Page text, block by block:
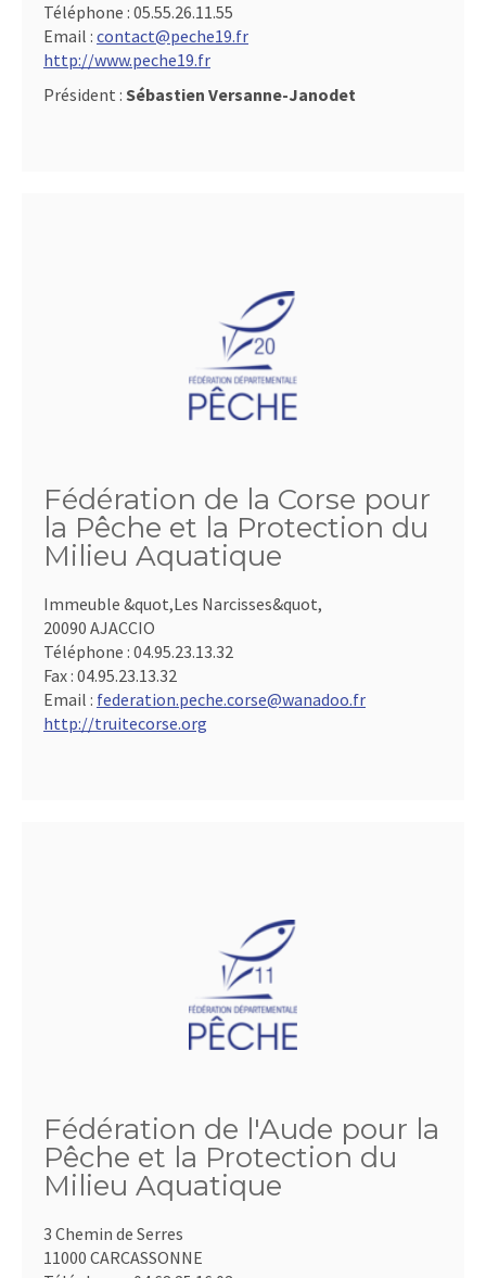
Téléphone : 05.55.26.11.55
Email : contact@peche19.fr
http://www.peche19.fr
Président : Sébastien Versanne-Janodet
Fédération de la Corse pour
la Pêche et la Protection du
Milieu Aquatique
Immeuble &quot,Les Narcisses&quot,
20090 AJACCIO
Téléphone : 04.95.23.13.32
Fax : 04.95.23.13.32
Email : federation.peche.corse@wanadoo.fr
http://truitecorse.org
Fédération de l'Aude pour la
Pêche et la Protection du
Milieu Aquatique
3 Chemin de Serres
11000 CARCASSONNE